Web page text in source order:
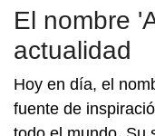
El nombre
actualidad
Hoy en día, el
fuente de